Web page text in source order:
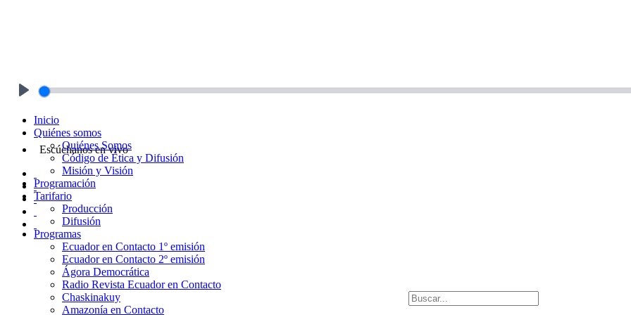
Escúchanos en vivo
Inicio
Quiénes somos
Quiénes Somos
Código de Ética y Difusión
Misión y Visión
Programación
Tarifario
Producción
Difusión
Programas
Ecuador en Contacto 1º emisión
Ecuador en Contacto 2º emisión
Ágora Democrática
Radio Revista Ecuador en Contacto
Chaskinakuy
Amazonía en Contacto